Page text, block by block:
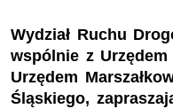
Wydział Ruchu
wspólnie z
Urzędem
Śląskiego,